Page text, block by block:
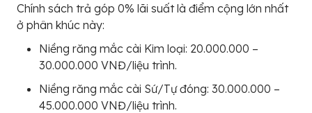
Chính sách trả góp 0% lãi suất là điểm cộng lớn nhất
ở phân khúc này:
Niềng răng mắc cài Kim loại: 20.000.000 –
30.000.000 VNĐ/liệu trình.
Niềng răng mắc cài Sứ/Tự đóng: 30.000.000 –
45.000.000 VNĐ/liệu trình.